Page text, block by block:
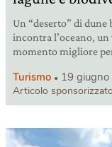
Un “deserto” di
incontra l’oceano, un
momento migliore
Turismo 19
Articolo sponsorizzato